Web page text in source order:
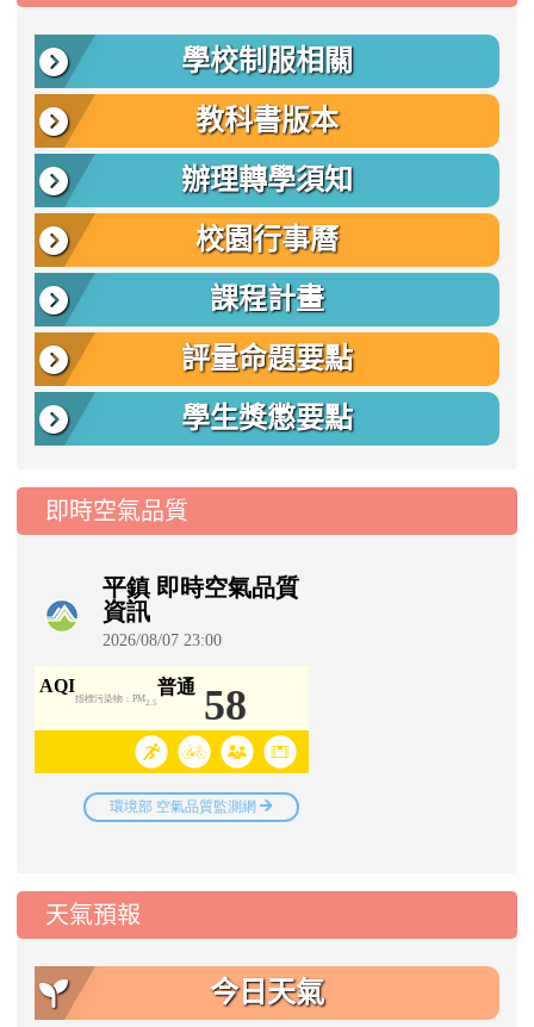
學校制服相關
教科書版本
辦理轉學須知
校園行事曆
課程計畫
評量命題要點
學生獎懲要點
即時空氣品質
天氣預報
今日天氣